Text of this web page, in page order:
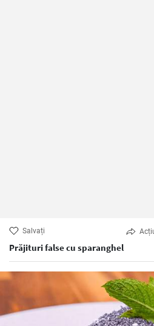
Salvați
Prăjituri false cu sparanghel